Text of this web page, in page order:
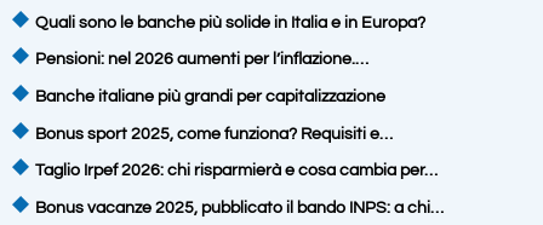
Quali sono le banche più solide in Italia e in Europa?
Pensioni: nel 2026 aumenti per l’inflazione.…
Banche italiane più grandi per capitalizzazione
Bonus sport 2025, come funziona? Requisiti e…
Taglio Irpef 2026: chi risparmierà e cosa cambia per…
Bonus vacanze 2025, pubblicato il bando INPS: a chi…